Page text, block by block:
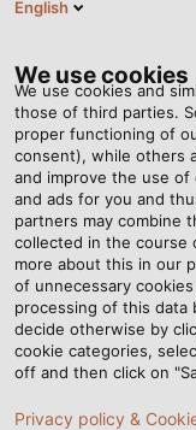
Trang chủ
Tin tức
Dây harnessing là gì?
Dây
quan
English
We use cookies
We use cookies and
those of third parties.
proper functioning of
consent), while others
and improve the use
and ads for you and
partners may combine
collected in the course
more about this in our
of unnecessary
processing of this data
decide otherwise by
cookie categories,
off and then click on
Privacy policy &